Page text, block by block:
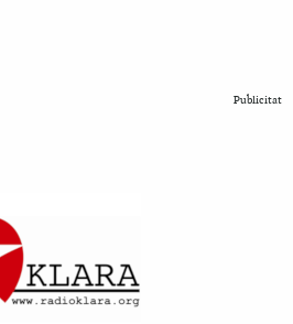
Publicitat